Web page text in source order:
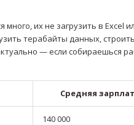
их не загрузить в Excel
терабайты данных,
— если собираешься
Средняя
140 000